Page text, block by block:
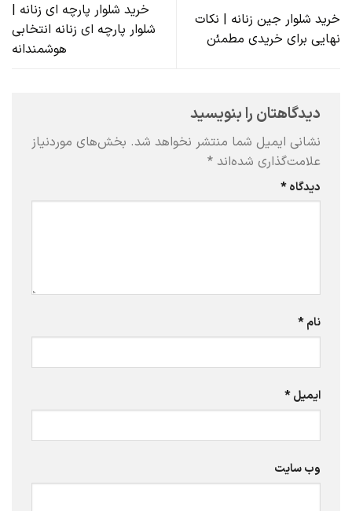
خرید شلوار جین زنانه | نکات
نهایی برای خریدی مطمئن
خرید شلوار پارچه ای زنانه |
شلوار پارچه ای زنانه انتخابی
هوشمندانه
دیدگاهتان را بنویسید
نشانی ایمیل شما منتشر نخواهد شد. بخش‌های موردنیاز
علامت‌گذاری شده‌اند *
دیدگاه*
نام*
ایمیل*
وب‌ سایت